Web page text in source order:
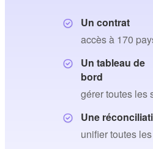
Un contrat
accès à 170
Un tableau de
bord
gérer toutes les
Une
unifier toutes